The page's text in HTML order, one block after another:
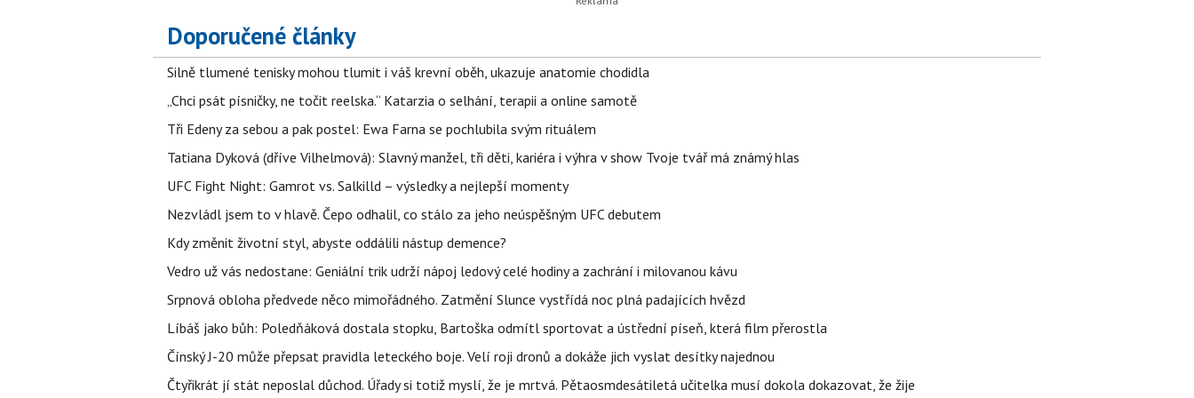
Doporučené články
Silně tlumené tenisky mohou tlumit i váš krevní oběh, ukazuje anatomie chodidla
„Chci psát písničky, ne točit reelska.“ Katarzia o selhání, terapii a online samotě
Tři Edeny za sebou a pak postel: Ewa Farna se pochlubila svým rituálem
Tatiana Dyková (dříve Vilhelmová): Slavný manžel, tři děti, kariéra i výhra v show Tvoje tvář má známý hlas
UFC Fight Night: Gamrot vs. Salkilld – výsledky a nejlepší momenty
Nezvládl jsem to v hlavě. Čepo odhalil, co stálo za jeho neúspěšným UFC debutem
Kdy změnit životní styl, abyste oddálili nástup demence?
Vedro už vás nedostane: Geniální trik udrží nápoj ledový celé hodiny a zachrání i milovanou kávu
Srpnová obloha předvede něco mimořádného. Zatmění Slunce vystřídá noc plná padajících hvězd
Líbáš jako bůh: Poledňáková dostala stopku, Bartoška odmítl sportovat a ústřední píseň, která film přerostla
Čínský J-20 může přepsat pravidla leteckého boje. Velí roji dronů a dokáže jich vyslat desítky najednou
Čtyřikrát jí stát neposlal důchod. Úřady si totiž myslí, že je mrtvá. Pětaosmdesátiletá učitelka musí dokola dokazovat, že žije